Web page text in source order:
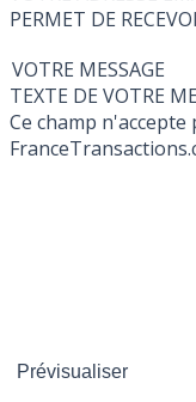
PERMET DE
VOTRE MESSAGE
Ce champ